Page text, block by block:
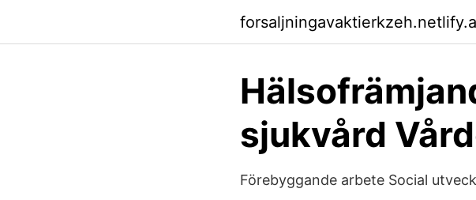
sjukvård
Förebyggande arbete Social